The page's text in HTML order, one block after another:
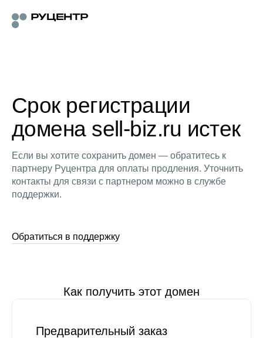
Срок регистрации
домена sell-biz.ru истек
Если вы хотите сохранить домен — обратитесь к
партнеру Руцентра для оплаты продления. Уточнить
контакты для связи с партнером можно в службе
поддержки.
Обратиться в поддержку
Как получить этот домен
Предварительный заказ